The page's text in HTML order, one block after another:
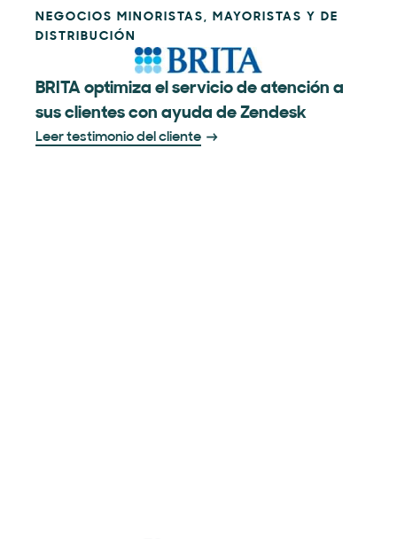
NEGOCIOS MINORISTAS, MAYORISTAS Y DE
DISTRIBUCIÓN
BRITA optimiza el servicio de atención a
sus clientes con ayuda de Zendesk
Leer testimonio del cliente